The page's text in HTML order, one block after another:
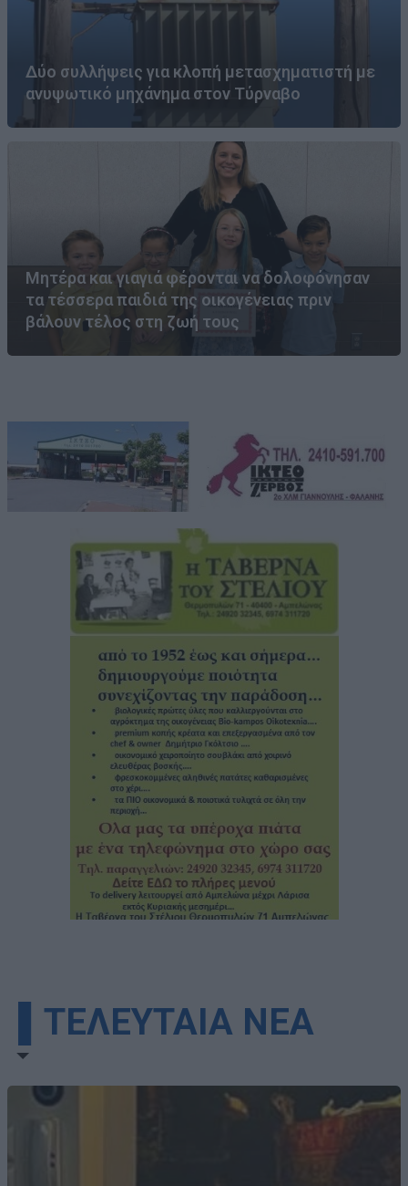
Δύο συλλήψεις για κλοπή μετασχηματιστή με
ανυψωτικό μηχάνημα στον Τύρναβο
Μητέρα και γιαγιά φέρονται να δολοφόνησαν
τα τέσσερα παιδιά της οικογένειας πριν
βάλουν τέλος στη ζωή τους
▌ΤΕΛΕΥΤΑΙΑ ΝΕΑ